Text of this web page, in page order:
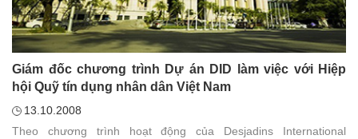
Giám đốc chương trình Dự án DID làm việc với Hiệp
hội Quỹ tín dụng nhân dân Việt Nam
13.10.2008
Theo chương trình hoạt động của Desjadins International